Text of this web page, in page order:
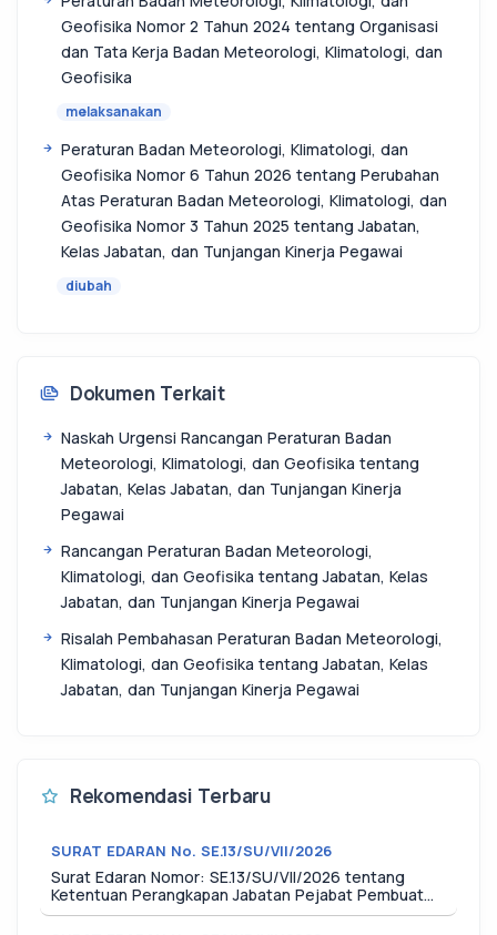
Geofisika Nomor 2 Tahun 2024 tentang Organisasi
dan Tata Kerja Badan Meteorologi, Klimatologi, dan
Geofisika
melaksanakan
Peraturan Badan Meteorologi, Klimatologi, dan
Geofisika Nomor 6 Tahun 2026 tentang Perubahan
Atas Peraturan Badan Meteorologi, Klimatologi, dan
Geofisika Nomor 3 Tahun 2025 tentang Jabatan,
Kelas Jabatan, dan Tunjangan Kinerja Pegawai
diubah
Dokumen Terkait
Naskah Urgensi Rancangan Peraturan Badan
Meteorologi, Klimatologi, dan Geofisika tentang
Jabatan, Kelas Jabatan, dan Tunjangan Kinerja
Pegawai
Rancangan Peraturan Badan Meteorologi,
Klimatologi, dan Geofisika tentang Jabatan, Kelas
Jabatan, dan Tunjangan Kinerja Pegawai
Risalah Pembahasan Peraturan Badan Meteorologi,
Klimatologi, dan Geofisika tentang Jabatan, Kelas
Jabatan, dan Tunjangan Kinerja Pegawai
Rekomendasi Terbaru
SURAT EDARAN No. SE.13/SU/VII/2026
Surat Edaran Nomor: SE.13/SU/VII/2026 tentang
Ketentuan Perangkapan Jabatan Pejabat Pembuat
Komitmen oleh Kuasa Pengguna Anggaran